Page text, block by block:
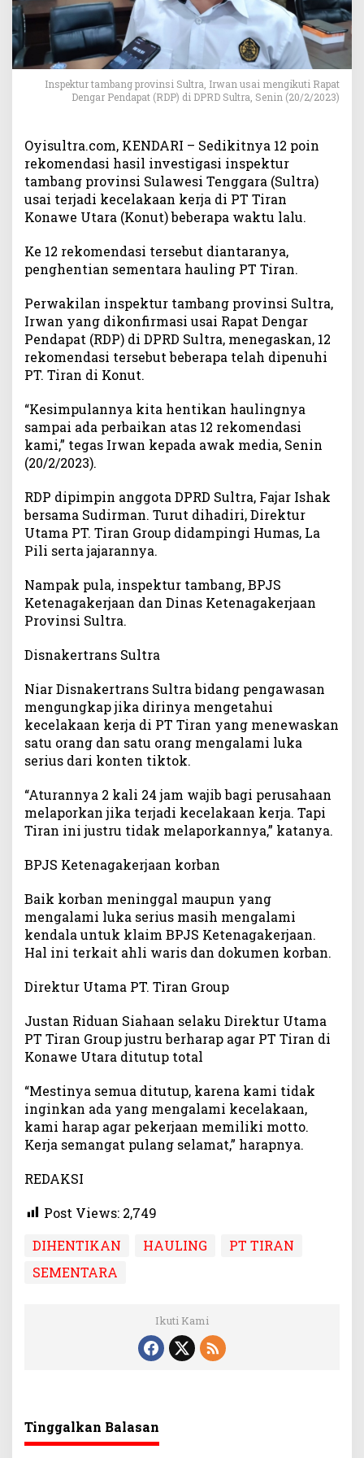
H
u
l
i
n
g
T
i
r
a
n
i
h
n
i
k
a
n
e
m
e
a
r
a
Inspektur tambang provinsi Sultra, Irwan usai mengikuti Rapat
Dengar Pendapat (RDP) di DPRD Sultra, Senin (20/2/2023)
Oyisultra.com, KENDARI – Sedikitnya 12 poin
rekomendasi hasil investigasi inspektur
tambang provinsi Sulawesi Tenggara (Sultra)
usai terjadi kecelakaan kerja di PT Tiran
Konawe Utara (Konut) beberapa waktu lalu.
Ke 12 rekomendasi tersebut diantaranya,
penghentian sementara hauling PT Tiran.
Perwakilan inspektur tambang provinsi Sultra,
Irwan yang dikonfirmasi usai Rapat Dengar
Pendapat (RDP) di DPRD Sultra, menegaskan, 12
rekomendasi tersebut beberapa telah dipenuhi
PT. Tiran di Konut.
“Kesimpulannya kita hentikan haulingnya
sampai ada perbaikan atas 12 rekomendasi
kami,” tegas Irwan kepada awak media, Senin
(20/2/2023).
RDP dipimpin anggota DPRD Sultra, Fajar Ishak
bersama Sudirman. Turut dihadiri, Direktur
Utama PT. Tiran Group didampingi Humas, La
Pili serta jajarannya.
Nampak pula, inspektur tambang, BPJS
Ketenagakerjaan dan Dinas Ketenagakerjaan
Provinsi Sultra.
Disnakertrans Sultra
Niar Disnakertrans Sultra bidang pengawasan
mengungkap jika dirinya mengetahui
kecelakaan kerja di PT Tiran yang menewaskan
satu orang dan satu orang mengalami luka
serius dari konten tiktok.
“Aturannya 2 kali 24 jam wajib bagi perusahaan
melaporkan jika terjadi kecelakaan kerja. Tapi
Tiran ini justru tidak melaporkannya,” katanya.
BPJS Ketenagakerjaan korban
Baik korban meninggal maupun yang
mengalami luka serius masih mengalami
kendala untuk klaim BPJS Ketenagakerjaan.
Hal ini terkait ahli waris dan dokumen korban.
Direktur Utama PT. Tiran Group
Justan Riduan Siahaan selaku Direktur Utama
PT Tiran Group justru berharap agar PT Tiran di
Konawe Utara ditutup total
“Mestinya semua ditutup, karena kami tidak
inginkan ada yang mengalami kecelakaan,
kami harap agar pekerjaan memiliki motto.
Kerja semangat pulang selamat,” harapnya.
REDAKSI
Post Views: 2,749
DIHENTIKAN
HAULING
PT TIRAN
SEMENTARA
Ikuti Kami
Tinggalkan Balasan